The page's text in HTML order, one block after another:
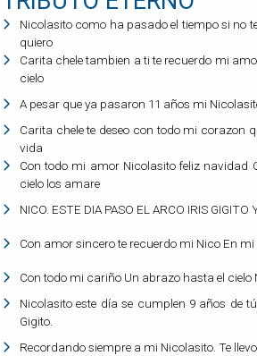
Nicolasito como ha pasado el tiempo si no
quiero
Carita chele tambien a ti te recuerdo mi
cielo
A pesar que ya pasaron 11 años mi
Carita chele te deseo con todo mi corazon
vida
Con todo mi amor Nicolasito feliz navidad
cielo los amare
NICO. ESTE DIA PASO EL ARCO IRIS
Con amor sincero te recuerdo mi Nico En
Con todo mi cariño Un abrazo hasta el
Nicolasito este día se cumplen 9 años de
Gigito.
Recordando siempre a mi Nicolasito. Te